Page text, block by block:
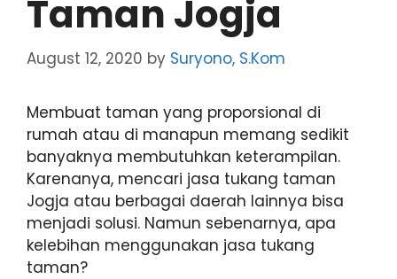
Taman Jogja
August 12, 2020 by Suryono, S.Kom
Membuat taman yang proporsional di
rumah atau di manapun memang sedikit
banyaknya membutuhkan keterampilan.
Karenanya, mencari jasa tukang taman
Jogja atau berbagai daerah lainnya bisa
menjadi solusi. Namun sebenarnya, apa
kelebihan menggunakan jasa tukang
taman?